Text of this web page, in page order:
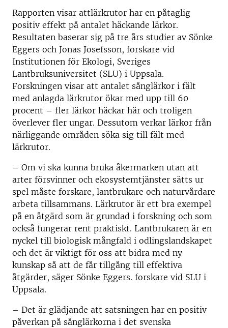
Rapporten visar attlärkrutor har en påtaglig
positiv effekt på antalet häckande lärkor.
Resultaten baserar sig på tre års studier av Sönke
Eggers och Jonas Josefsson, forskare vid
Institutionen för Ekologi, Sveriges
Lantbruksuniversitet (SLU) i Uppsala.
Forskningen visar att antalet sånglärkor i fält
med anlagda lärkrutor ökar med upp till 60
procent – fler lärkor häckar här och troligen
överlever fler ungar. Dessutom verkar lärkor från
närliggande områden söka sig till fält med
lärkrutor.
– Om vi ska kunna bruka åkermarken utan att
arter försvinner och ekosystemtjänster sätts ur
spel måste forskare, lantbrukare och naturvårdare
arbeta tillsammans. Lärkrutor är ett bra exempel
på en åtgärd som är grundad i forskning och som
också fungerar rent praktiskt. Lantbrukaren är en
nyckel till biologisk mångfald i odlingslandskapet
och det är viktigt för oss att bidra med ny
kunskap så att de får tillgång till effektiva
åtgärder, säger Sönke Eggers. forskare vid SLU i
Uppsala.
– Det är glädjande att satsningen har en positiv
påverkan på sånglärkorna i det svenska